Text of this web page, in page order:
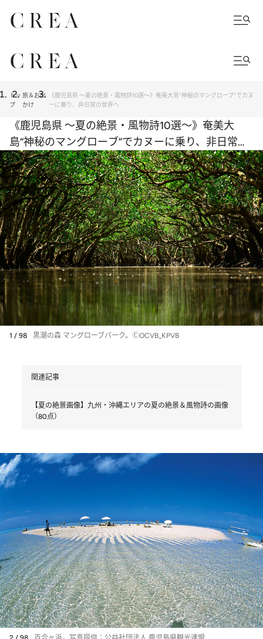
トッ
プ
旅＆お出
かけ
《鹿児島県 ～夏の絶景・風物詩10選～》奄美大島“神秘のマングローブ”でカヌ
ーに乗り、非日常の世界へ
《鹿児島県 ～夏の絶景・風物詩10選～》奄美大
島“神秘のマングローブ”でカヌーに乗り、非日常の
世界へ
1 / 98 黒潮の森 マングローブパーク。ⒸOCVB_KPVB
関連記事
【夏の絶景画像】九州・沖縄エリアの夏の絶景＆風物詩の画像
（80点）